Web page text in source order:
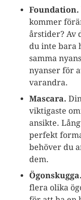
Foundation.
kommer
årstider? Av
du inte bara
samma
nyanser för
varandra.
Mascara.
viktigaste
ansikte.
perfekt
behöver du
dem.
Ögonskugga.
flera olika